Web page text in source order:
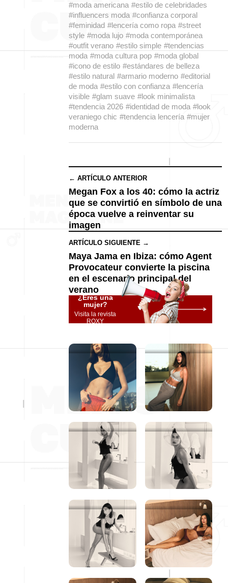
#moda americana #estilo de celebridades
#influencers moda #confianza corporal
#feminidad #lencería como ropa #street
style #moda lujo #moda contemporánea
#outfit verano #estilo simple #tendencias
moda #moda cultura pop #moda global
#icono de estilo #estándares de belleza
#estilo natural #armario moderno #editorial
de moda #estilo con confianza #lencería
visible #glam suave #look minimalista
#tendencia 2026 #identidad de moda #look
veraniego chic #tendencia lencería #mujer
moderna
← ARTÍCULO ANTERIOR
Megan Fox a los 40: cómo la actriz
que se convirtió en símbolo de una
época vuelve a reinventar su
imagen
ARTÍCULO SIGUIENTE →
Maya Jama en Ibiza: cómo Agent
Provocateur convierte la piscina
en el escenario principal del
verano
¿Eres una
mujer?
Visita la revista
ROXY